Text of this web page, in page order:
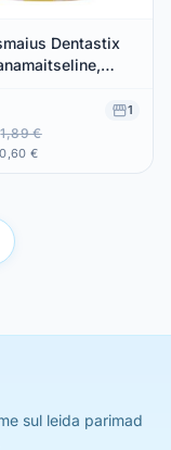
Dentastix
1
1,89 €
€
sul leida parimad